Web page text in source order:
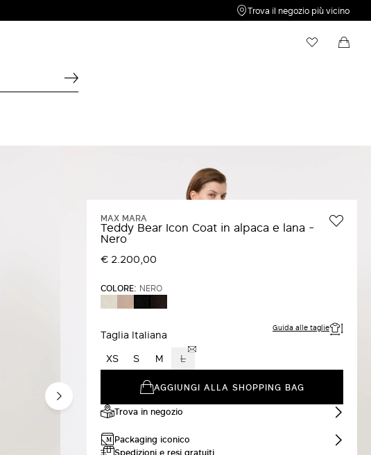
Trova il negozio più vicino
MAX MARA
Teddy Bear Icon Coat in alpaca e lana -
Nero
€ 2.200,00
COLORE: NERO
SCURO
Taglia Italiana Guida alle taglie
XS S M L
AGGIUNGI ALLA SHOPPING BAG
Trova in negozio
Packaging iconico
Spedizioni e resi gratuiti